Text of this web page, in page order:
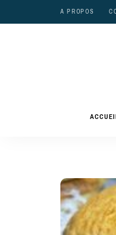
A PROPOS